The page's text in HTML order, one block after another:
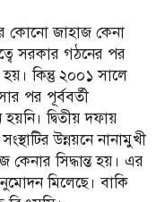
কোনো জাহাজ কেনা
সরকার গঠনের পর
কিন্তু ২০০১ সালে
পর পূর্ববর্তী
দ্বিতীয় দফায়
উন্নয়নে নানামুখী
সিদ্ধান্ত হয়। এর
মিলেছে। বাকি